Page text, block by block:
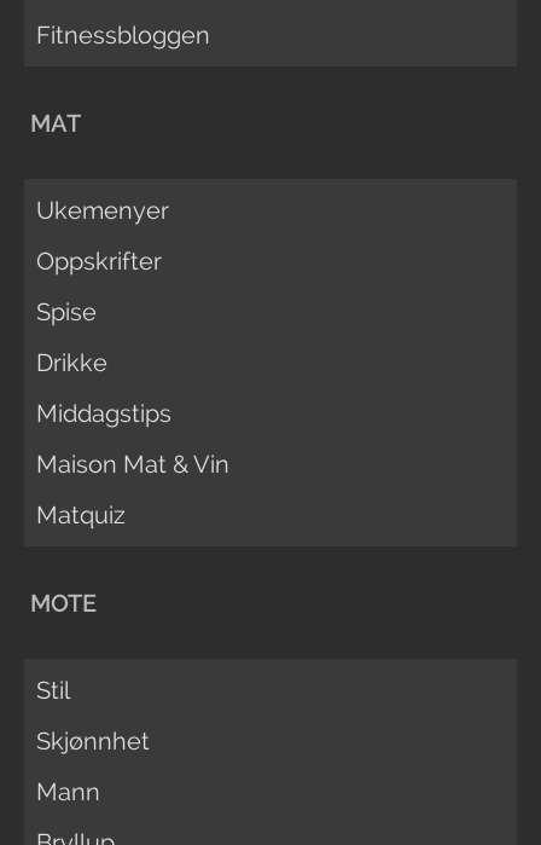
Fitnessbloggen
MAT
Ukemenyer
Oppskrifter
Spise
Drikke
Middagstips
Maison Mat & Vin
Matquiz
MOTE
Stil
Skjønnhet
Mann